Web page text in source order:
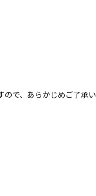
で、あらかじめご了承い